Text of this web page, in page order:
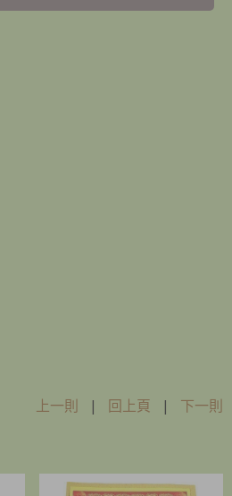
上一則 | 回上頁 | 下一則